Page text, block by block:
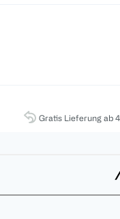
Gratis Lieferung ab